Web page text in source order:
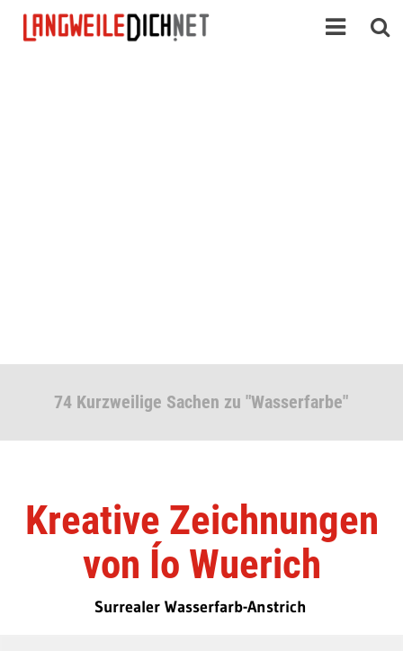
74 Kurzweilige Sachen zu "Wasserfarbe"
Kreative Zeichnungen
von Ío Wuerich
Surrealer Wasserfarb-Anstrich